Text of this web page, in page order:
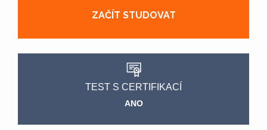
ZAČÍT STUDOVAT
TEST S CERTIFIKACÍ
ANO